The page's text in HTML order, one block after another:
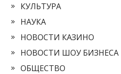
КУЛЬТУРА
НАУКА
НОВОСТИ КАЗИНО
НОВОСТИ ШОУ БИЗНЕСА
ОБЩЕСТВО